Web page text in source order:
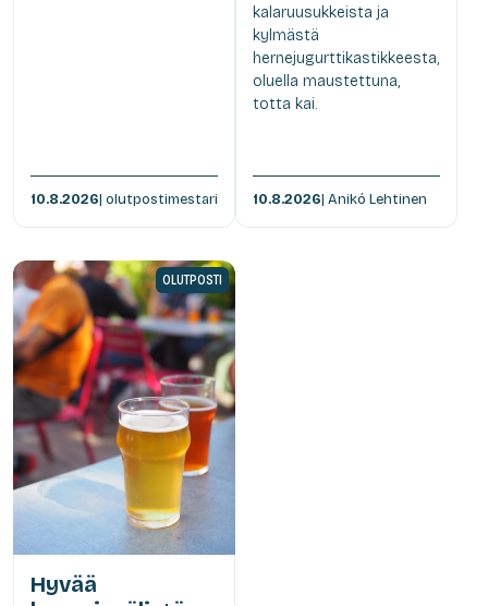
10.8.2026| olutpostimestari
kalaruusukkeista ja
kylmästä
hernejugurttikastikkeesta,
oluella maustettuna,
totta kai.
10.8.2026| Anikó Lehtinen
OLUTPOSTI
Hyvää